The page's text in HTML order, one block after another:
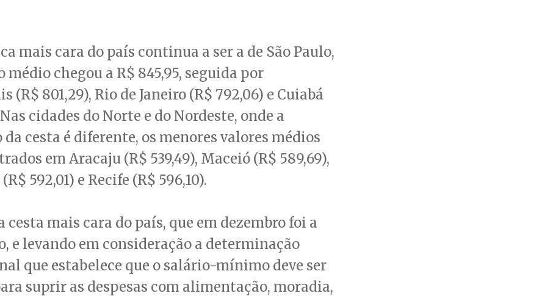
mais cara do país continua a ser a de São Paulo,
médio chegou a R$ 845,95, seguida por
(R$ 801,29), Rio de Janeiro (R$ 792,06) e Cuiabá
cidades do Norte e do Nordeste, onde a
cesta é diferente, os menores valores médios
em Aracaju (R$ 539,49), Maceió (R$ 589,69),
592,01) e Recife (R$ 596,10).
cesta mais cara do país, que em dezembro foi a
e levando em consideração a determinação
que estabelece que o salário-mínimo deve ser
suprir as despesas com alimentação, moradia,